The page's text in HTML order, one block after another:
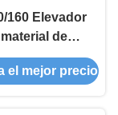
160 Elevador
de
con dos
30
el mejor precio